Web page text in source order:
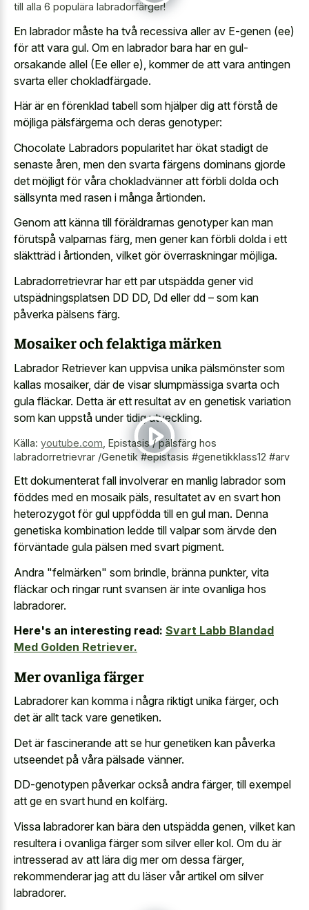
till alla 6 populära labradorfärger!
En labrador måste ha två recessiva aller av E-genen (ee)
för att vara gul. Om en labrador bara har en gul-
orsakande allel (Ee eller e), kommer de att vara antingen
svarta eller chokladfärgade.
Här är en förenklad tabell som hjälper dig att förstå de
möjliga pälsfärgerna och deras genotyper:
Chocolate Labradors popularitet har ökat stadigt de
senaste åren, men den svarta färgens dominans gjorde
det möjligt för våra chokladvänner att förbli dolda och
sällsynta med rasen i många årtionden.
Genom att känna till föräldrarnas genotyper kan man
förutspå valparnas färg, men gener kan förbli dolda i ett
släktträd i årtionden, vilket gör överraskningar möjliga.
Labradorretrievrar har ett par utspädda gener vid
utspädningsplatsen DD DD, Dd eller dd – som kan
påverka pälsens färg.
Mosaiker och felaktiga märken
Labrador Retriever kan uppvisa unika pälsmönster som
kallas mosaiker, där de visar slumpmässiga svarta och
gula fläckar. Detta är ett resultat av en genetisk variation
som kan uppstå under tidig utveckling.
Källa: youtube.com Epistasis / pälsfärg hos
labradorretrievrar /Genetik #epistasis #genetikklass12 #arv
Ett dokumenterat fall involverar en manlig labrador som
föddes med en mosaik päls, resultatet av en svart hon
heterozygot för gul uppfödda till en gul man. Denna
genetiska kombination ledde till valpar som ärvde den
förväntade gula pälsen med svart pigment.
Andra "felmärken" som brindle, bränna punkter, vita
fläckar och ringar runt svansen är inte ovanliga hos
labradorer.
Here's an interesting read: Svart Labb Blandad
Med Golden Retriever.
Mer ovanliga färger
Labradorer kan komma i några riktigt unika färger, och
det är allt tack vare genetiken.
Det är fascinerande att se hur genetiken kan påverka
utseendet på våra pälsade vänner.
DD-genotypen påverkar också andra färger, till exempel
att ge en svart hund en kolfärg.
Vissa labradorer kan bära den utspädda genen, vilket kan
resultera i ovanliga färger som silver eller kol. Om du är
intresserad av att lära dig mer om dessa färger,
rekommenderar jag att du läser vår artikel om silver
labradorer.